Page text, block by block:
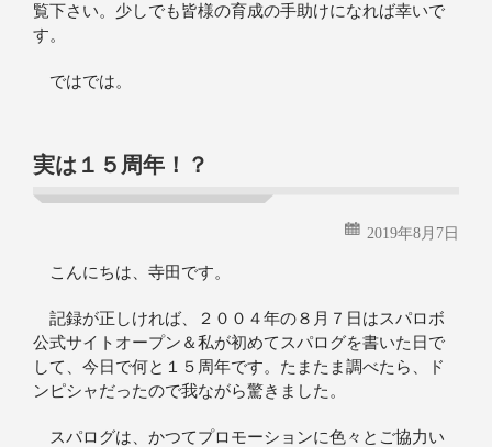
覧下さい。少しでも皆様の育成の手助けになれば幸いで
す。
ではでは。
実は１５周年！？
2019年8月7日
こんにちは、寺田です。
記録が正しければ、２００４年の８月７日はスパロボ
公式サイトオープン＆私が初めてスパログを書いた日で
して、今日で何と１５周年です。たまたま調べたら、ド
ンピシャだったので我ながら驚きました。
スパログは、かつてプロモーションに色々とご協力い